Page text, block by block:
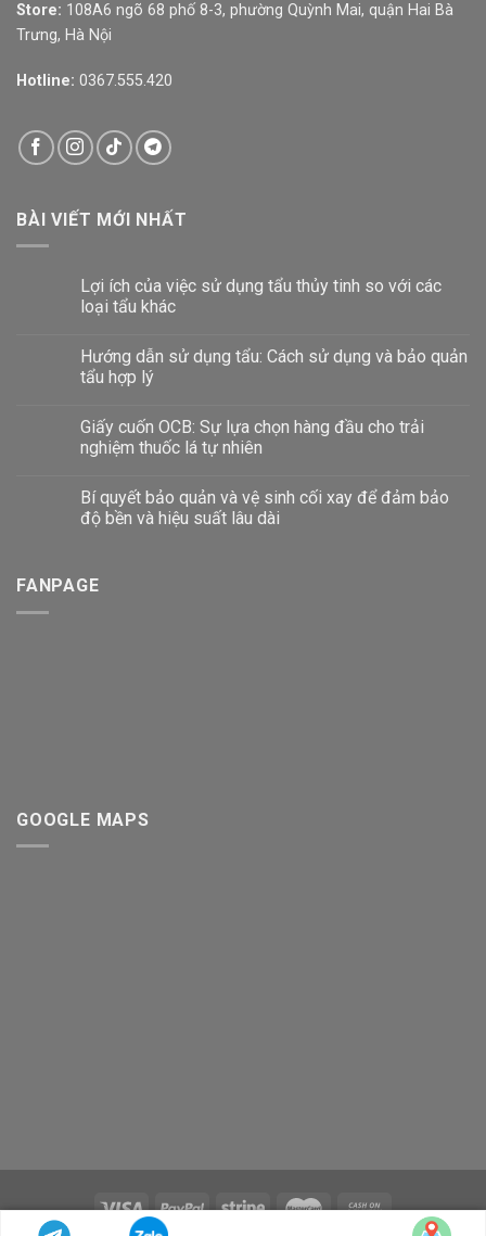
Store: 108A6 ngõ 68 phố 8-3, phường Quỳnh Mai, quận Hai Bà
Trưng, Hà Nội
Hotline: 0367.555.420
BÀI VIẾT MỚI NHẤT
Lợi ích của việc sử dụng tẩu thủy tinh so với các
loại tẩu khác
Hướng dẫn sử dụng tẩu: Cách sử dụng và bảo quản
tẩu hợp lý
Giấy cuốn OCB: Sự lựa chọn hàng đầu cho trải
nghiệm thuốc lá tự nhiên
Bí quyết bảo quản và vệ sinh cối xay để đảm bảo
độ bền và hiệu suất lâu dài
FANPAGE
GOOGLE MAPS